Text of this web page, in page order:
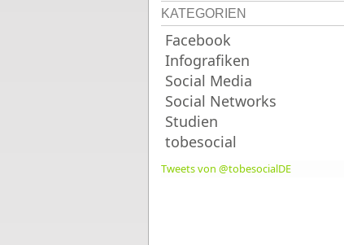
KATEGORIEN
Facebook
Infografiken
Social Media
Social Networks
Studien
tobesocial
Tweets von @tobesocialDE